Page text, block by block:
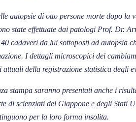
autopsie di otto persone morte dopo
state effettuate dai patologi Prof. Dr.
cadaveri da lui sottoposti ad autopsia
I dettagli microscopici dei
attuali della registrazione statistica degli
stampa saranno presentati anche i
di scienziati del Giappone e degli Stati
per la loro forma insolita.